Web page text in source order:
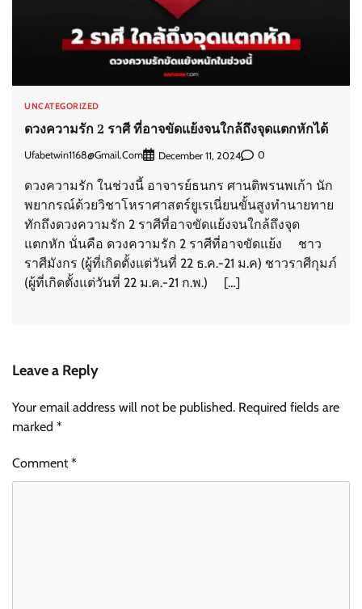
UNCATEGORIZED
ดวงความรัก 2 ราศี ที่อาจขัดแย้งจนใกล้ถึงจุดแตกหักได้
Ufabetwin1168@gmail.com December 11, 2024 0
ดวงความรัก ในช่วงนี้ อาจารย์ธนกร ศานติพรนพเก้า นัก
พยากรณ์ด้วยวิชาโหราศาสตร์ยูเรเนี่ยนขั้นสูงทำนายทาย
ทักถึงดวงความรัก 2 ราศีที่อาจขัดแย้งจนใกล้ถึงจุด
แตกหัก นั่นคือ ดวงความรัก 2 ราศีที่อาจขัดแย้ง ชาว
ราศีมังกร (ผู้ที่เกิดตั้งแต่วันที่ 22 ธ.ค.-21 ม.ค) ชาวราศีกุมภ์
(ผู้ที่เกิดตั้งแต่วันที่ 22 ม.ค.-21 ก.พ.) […]
Leave a Reply
Your email address will not be published. Required fields are
marked *
Comment*